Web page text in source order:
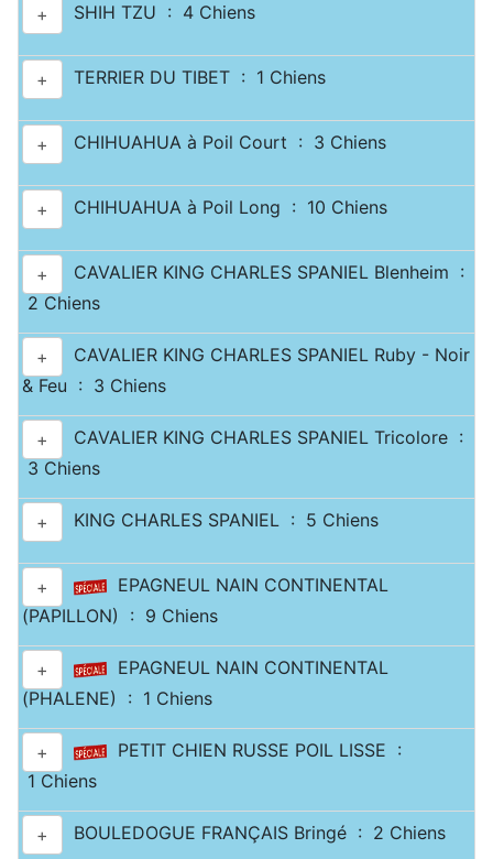
+ SHIH TZU : 4 Chiens
+ TERRIER DU TIBET : 1 Chiens
+ CHIHUAHUA à Poil Court : 3 Chiens
+ CHIHUAHUA à Poil Long : 10 Chiens
+
CAVALIER KING CHARLES SPANIEL Blenheim :
2 Chiens
+
CAVALIER KING CHARLES SPANIEL Ruby - Noir
& Feu : 3 Chiens
+
CAVALIER KING CHARLES SPANIEL Tricolore :
3 Chiens
+ KING CHARLES SPANIEL : 5 Chiens
+
EPAGNEUL NAIN CONTINENTAL
(PAPILLON) : 9 Chiens
+
EPAGNEUL NAIN CONTINENTAL
(PHALENE) : 1 Chiens
+
PETIT CHIEN RUSSE POIL LISSE :
1 Chiens
+ BOULEDOGUE FRANÇAIS Bringé : 2 Chiens